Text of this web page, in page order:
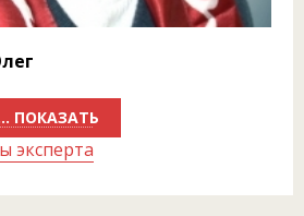
81-50
эксперта